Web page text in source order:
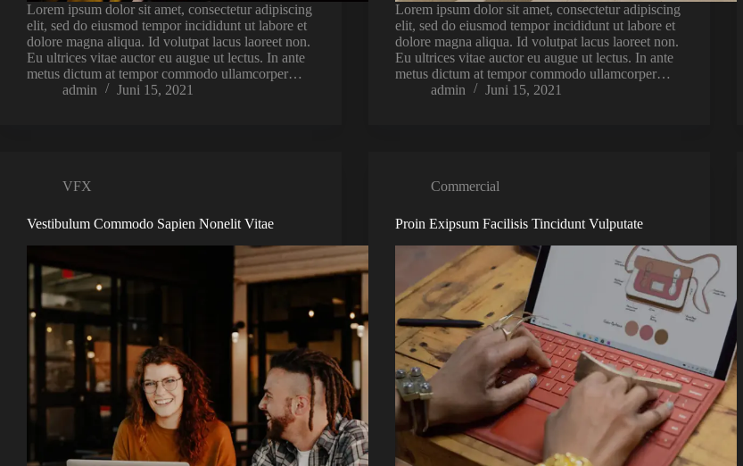
Lorem ipsum dolor sit amet, consectetur adipiscing
elit, sed do eiusmod tempor incididunt ut labore et
dolore magna aliqua. Id volutpat lacus laoreet non.
Eu ultrices vitae auctor eu augue ut lectus. In ante
metus dictum at tempor commodo ullamcorper…
admin
Juni 15, 2021
Lorem ipsum dolor sit amet, consectetur adipiscing
elit, sed do eiusmod tempor incididunt ut labore et
dolore magna aliqua. Id volutpat lacus laoreet non.
Eu ultrices vitae auctor eu augue ut lectus. In ante
metus dictum at tempor commodo ullamcorper…
admin
Juni 15, 2021
VFX
Vestibulum Commodo Sapien Nonelit Vitae
Commercial
Proin Exipsum Facilisis Tincidunt Vulputate